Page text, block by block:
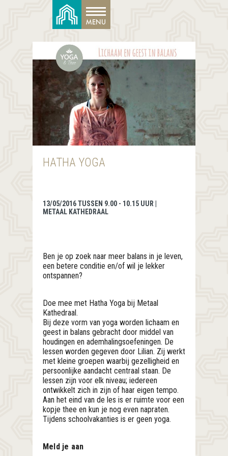
HATHA YOGA
13/05/2016 TUSSEN 9.00 - 10.15 UUR |
METAAL KATHEDRAAL
Ben je op zoek naar meer balans in je leven,
een betere conditie en/of wil je lekker
ontspannen?
Doe mee met Hatha Yoga bij Metaal
Kathedraal.
Bij deze vorm van yoga worden lichaam en
geest in balans gebracht door middel van
houdingen en ademhalingsoefeningen. De
lessen worden gegeven door Lilian. Zij werkt
met kleine groepen waarbij gezelligheid en
persoonlijke aandacht centraal staan. De
lessen zijn voor elk niveau; iedereen
ontwikkelt zich in zijn of haar eigen tempo.
Aan het eind van de les is er ruimte voor een
kopje thee en kun je nog even napraten.
Tijdens schoolvakanties is er geen yoga.
Meld je aan